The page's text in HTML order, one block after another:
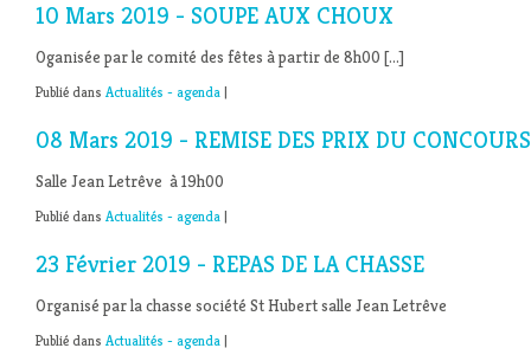
10 Mars 2019 - SOUPE AUX CHOUX
Oganisée par le comité des fêtes à partir de 8h00 […]
Publié dans Actualités - agenda |
08 Mars 2019 - REMISE DES PRIX DU
Salle Jean Letrêve à 19h00
Publié dans Actualités - agenda |
23 Février 2019 - REPAS DE LA CHASSE
Organisé par la chasse société St Hubert salle Jean Letrêve
Publié dans Actualités - agenda |